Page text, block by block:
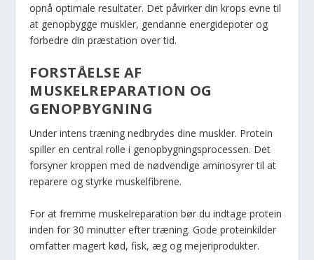
opnå optimale resultater. Det påvirker din krops evne til
at genopbygge muskler, gendanne energidepoter og
forbedre din præstation over tid.
FORSTÅELSE AF
MUSKELREPARATION OG
GENOPBYGNING
Under intens træning nedbrydes dine muskler. Protein
spiller en central rolle i genopbygningsprocessen. Det
forsyner kroppen med de nødvendige aminosyrer til at
reparere og styrke muskelfibrene.
For at fremme muskelreparation bør du indtage protein
inden for 30 minutter efter træning. Gode proteinkilder
omfatter magert kød, fisk, æg og mejeriprodukter.